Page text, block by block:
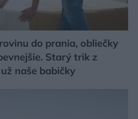
do prania, obliečky
Starý trik z
naše babičky